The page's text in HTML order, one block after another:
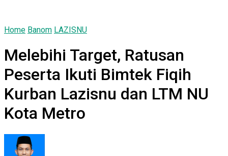
Home Banom LAZISNU
Melebihi Target, Ratusan
Peserta Ikuti Bimtek Fiqih
Kurban Lazisnu dan LTM NU
Kota Metro